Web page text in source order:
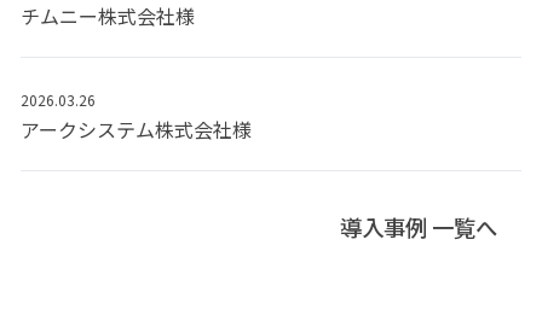
チムニー株式会社様
2026.03.26
アークシステム株式会社様
導入事例 一覧へ